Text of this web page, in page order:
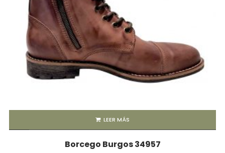
LEER MÁS
Borcego Burgos 34957